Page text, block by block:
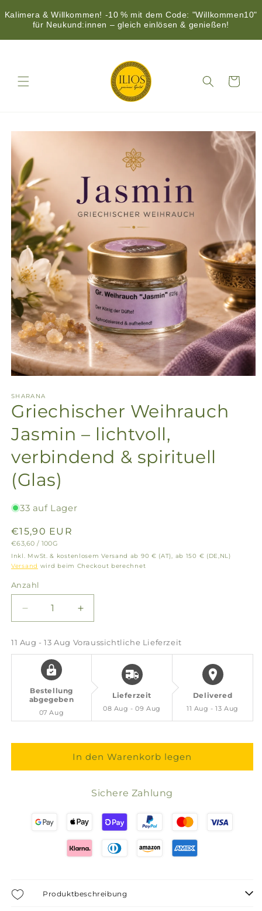
Kalimera & Willkommen! -10 % mit dem Code: "Willkommen10"
für Neukund:innen – gleich einlösen & genießen!
Inhalt
Warenkorb
SHARANA
Griechischer Weihrauch
Jasmin – lichtvoll,
verbindend & spirituell
(Glas)
33 auf Lager
Normaler
Preis
€15,90 EUR
GRUNDPREIS
€63,60 / PRO
100G
Inkl. MwSt. & kostenlosem Versand ab 90 € (AT), ab 150 € (DE,NL)
Versand wird beim Checkout berechnet
Anzahl
Verringere
die
Menge
für
Griechischer
Weihrauch
Jasmin
–
lichtvoll,
verbindend
Erhöhe
die
Menge
Griechischer
Weihrauch
Jasmin
lichtvoll,
verbindend
(Glas)
11 Aug - 13 Aug Voraussichtliche Lieferzeit
Bestellung
abgegeben
07 Aug
Lieferzeit
08 Aug - 09 Aug
Delivered
11 Aug - 13 Aug
In den Warenkorb legen
Sichere Zahlung
Produktbeschreibung